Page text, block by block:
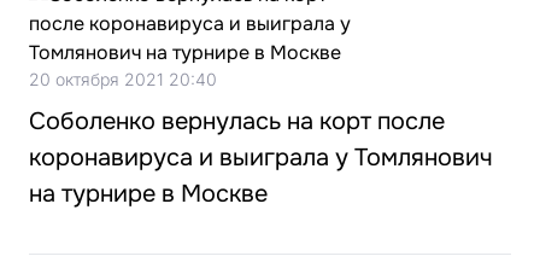
20 октября 2021 20:40
Соболенко вернулась на корт после
коронавируса и выиграла у Томлянович
на турнире в Москве